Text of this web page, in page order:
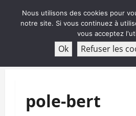
pole-bert
Nous utilisons des cookies pour
notre site. Si vous continuez à
vous acceptez
Ok Refuser les